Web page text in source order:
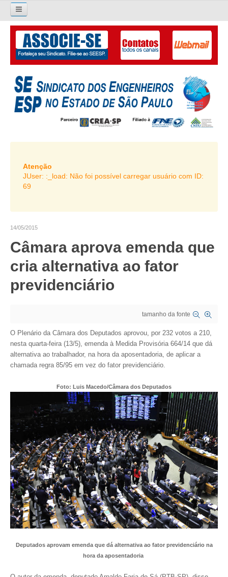
Pesquisar...
O SINDICATO
APRESENTAÇÃO
PALAVRA DO PRESIDENTE
DIRETORIA
LIVRO GESTÃO 2026-2029
SUBSEDES SINDICAIS
ORGANOGRAMA
CRESCE BRASIL
CONSELHO TECNOLÓGICO
HISTÓRICO E ATUAÇÃO
CONSELHOS ASSESSORES
PERSONALIDADES DA TECNOLOGIA
TRANSPARÊNCIA
JURÍDICO
CONSULTORIA
ACORDOS, CONVENÇÕES E DISSÍDIOS
CONTRIBUIÇÕES
CONTRIBUIÇÃO ASSISTENCIAL
CONTRIBUIÇÃO ASSOCIATIVA OU ANUIDADE DE SÓCIO
REVISÃO DE APOSENTADORIA
Atenção
JUser: :_load: Não foi possível carregar usuário com ID:
69
14/05/2015
Câmara aprova emenda que
cria alternativa ao fator
previdenciário
tamanho da fonte
O Plenário da Câmara dos Deputados aprovou, por 232 votos a 210,
nesta quarta-feira (13/5), emenda à Medida Provisória 664/14 que dá
alternativa ao trabalhador, na hora da aposentadoria, de aplicar a
chamada regra 85/95 em vez do fator previdenciário.
Foto: Luis Macedo/Câmara dos Deputados
Deputados aprovam emenda que dá alternativa ao fator previdenciário na
hora da aposentadoria